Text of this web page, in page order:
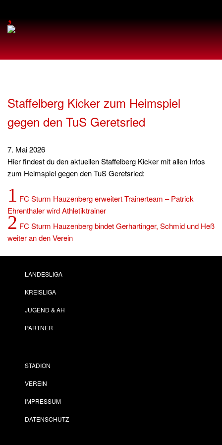
,
Staffelberg Kicker zum Heimspiel
gegen den TuS Geretsried
7. Mai 2026
Hier findest du den aktuellen Staffelberg Kicker mit allen Infos
zum Heimspiel gegen den TuS Geretsried:
1 FC Sturm Hauzenberg erweitert Trainerteam – Patrick
Ehrenthaler wird Athletiktrainer
2 FC Sturm Hauzenberg bindet Gerhartinger, Schmid und Heß
weiter an den Verein
LANDESLIGA
KREISLIGA
JUGEND & AH
PARTNER
STADION
VEREIN
IMPRESSUM
DATENSCHUTZ